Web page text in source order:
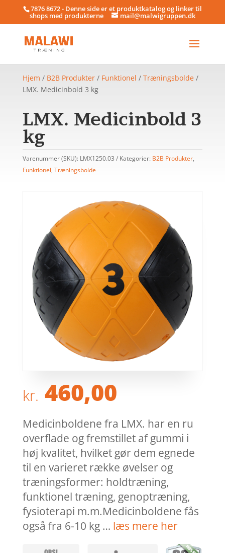
7876 8672 - Denne side er et produktkatalog og linker til
shops med produkterne mail@malwigruppen.dk
Hjem / B2B Produkter/ Funktionel / Træningsbolde/
LMX. Medicinbold 3 kg
LMX. Medicinbold 3
kg
Varenummer (SKU): LMX1250.03 Kategorier: B2B Produkter,
Funktionel, Træningsbolde
kr. 460,00
Medicinboldene fra LMX. har en ru
overflade og fremstillet af gummi i
høj kvalitet, hvilket gør dem egnede
til en varieret række øvelser og
træningsformer: holdtræning,
funktionel træning, genoptræning,
fysioterapi m.m.Medicinboldene fås
også fra 6-10 kg … læs mere her